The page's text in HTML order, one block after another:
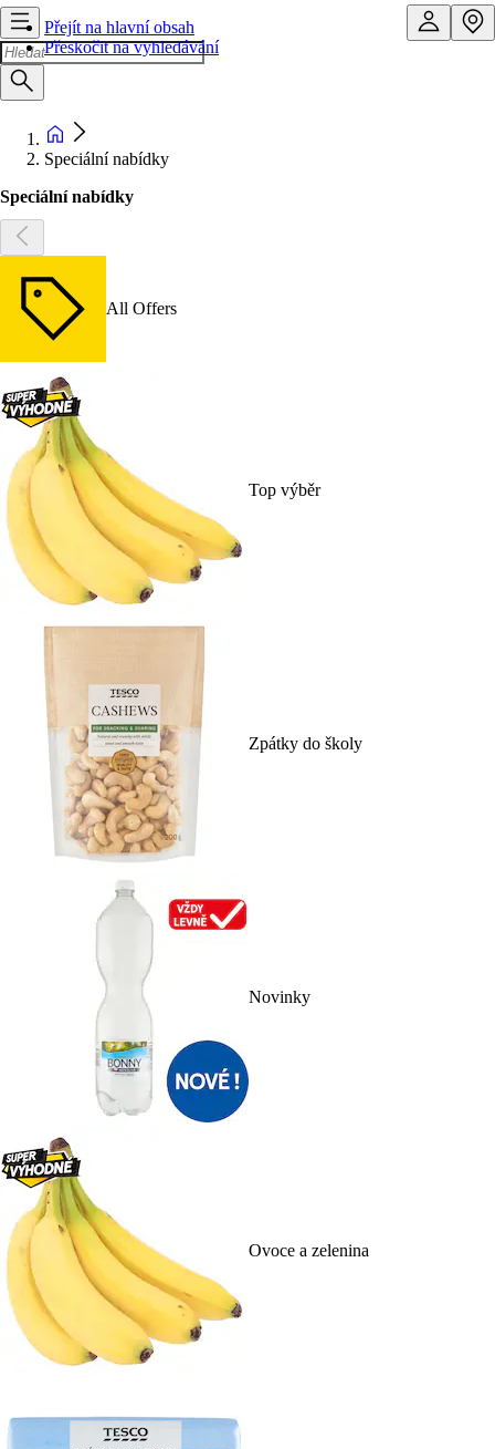
Přejít na hlavní obsah
Přeskočit na vyhledávání
Speciální nabídky
Speciální nabídky
All Offers
Top výběr
Zpátky do školy
Novinky
Ovoce a zelenina